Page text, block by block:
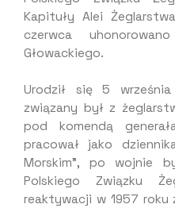
Kapituły Alei
czerwca
Głowackiego.
Urodził się 5
związany był z
pod komendą
pracował jako
Morskim”, po wojnie
Polskiego Związku
reaktywacji w 1957 roku